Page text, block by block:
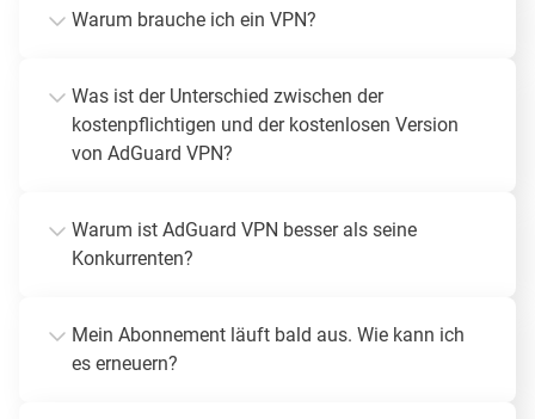
Warum brauche ich ein VPN?
Was ist der Unterschied zwischen der
kostenpflichtigen und der kostenlosen Version
von AdGuard VPN?
Warum ist AdGuard VPN besser als seine
Konkurrenten?
Mein Abonnement läuft bald aus. Wie kann ich
es erneuern?